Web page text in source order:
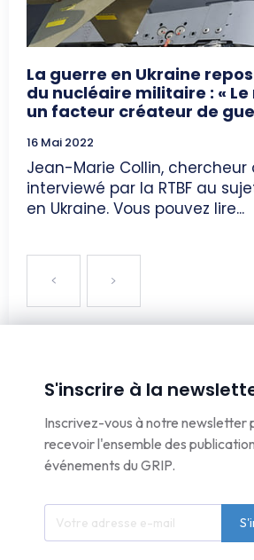
La guerre en Ukraine
du nucléaire militaire : «
un facteur créateur de
16 Mai 2022
Jean-Marie Collin,
interviewé par la RTBF au
en Ukraine. Vous pouvez lire...
S'inscrire à la
Inscrivez-vous à notre newsletter
recevoir l'ensemble des
événements du GRIP.